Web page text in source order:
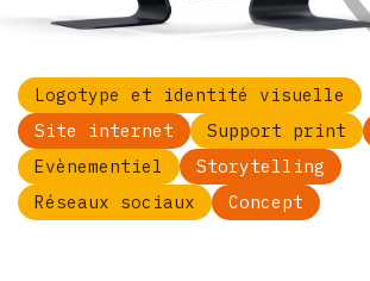
Logotype et identité visuelle
Site internet
Support print
Evènementiel
Storytelling
Réseaux sociaux
Concept